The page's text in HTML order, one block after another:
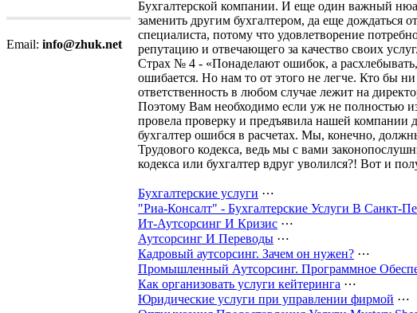
Email: info@zhuk.net
Бухгалтерской компании. И еще один важный
заменить другим бухгалтером, да еще дождаться
специалиста, потому что удовлетворение
репутацию и отвечающего за качество своих услуг.
Страх № 4 - «Понаделают ошибок, а расхлебывать,
ошибается. Но нам то от этого не легче. Кто бы
ответственность в любом случае лежит на
Поэтому Вам необходимо если уж не полностью
провела проверку и предъявила нашей
бухгалтер ошибся в расчетах. Мы, конечно,
Трудового кодекса, ведь мы с вами
кодекса или бухгалтер вдруг уволился?! Вот и
Бухгалтерские услуги ⋯
"Риа-Консалт" - Бухгалтерские Услуги В Санкт-
Ит-Аутсорсинг И Кризис ⋯
Аутсорсинг И Переводы ⋯
Кадровый аутсорсинг. Зачем он нужен? ⋯
Промышленный Аутсорсинг. Программное
Как организовать услуги кейтеринга ⋯
Юридические услуги при управлении фирмой ⋯